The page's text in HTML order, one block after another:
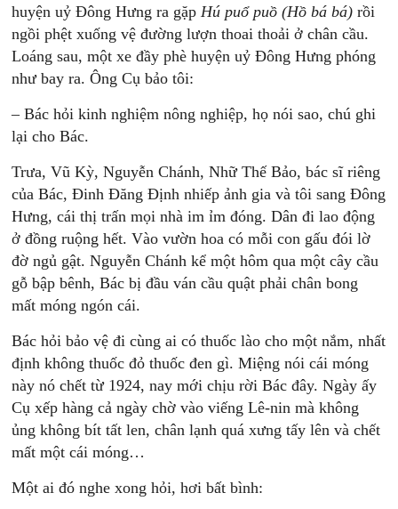
huyện uỷ Đông Hưng ra gặpHú puổ puồ (Hồ bá bá) rồi
ngồi phệt xuống vệ đường lượn thoai thoải ở chân cầu.
Loáng sau, một xe đầy phè huyện uỷ Đông Hưng phóng
như bay ra. Ông Cụ bảo tôi:
– Bác hỏi kinh nghiệm nông nghiệp, họ nói sao, chú ghi
lại cho Bác.
Trưa, Vũ Kỳ, Nguyễn Chánh, Nhữ Thế Bảo, bác sĩ riêng
của Bác, Đinh Đăng Định nhiếp ảnh gia và tôi sang Đông
Hưng, cái thị trấn mọi nhà im ỉm đóng. Dân đi lao động
ở đồng ruộng hết. Vào vườn hoa có mỗi con gấu đói lờ
đờ ngủ gật. Nguyễn Chánh kể một hôm qua một cây cầu
gỗ bập bênh, Bác bị đầu ván cầu quật phải chân bong
mất móng ngón cái.
Bác hỏi bảo vệ đi cùng ai có thuốc lào cho một nắm, nhất
định không thuốc đỏ thuốc đen gì. Miệng nói cái móng
này nó chết từ 1924, nay mới chịu rời Bác đây. Ngày ấy
Cụ xếp hàng cả ngày chờ vào viếng Lê-nin mà không
ủng không bít tất len, chân lạnh quá xưng tấy lên và chết
mất một cái móng…
Một ai đó nghe xong hỏi, hơi bất bình: